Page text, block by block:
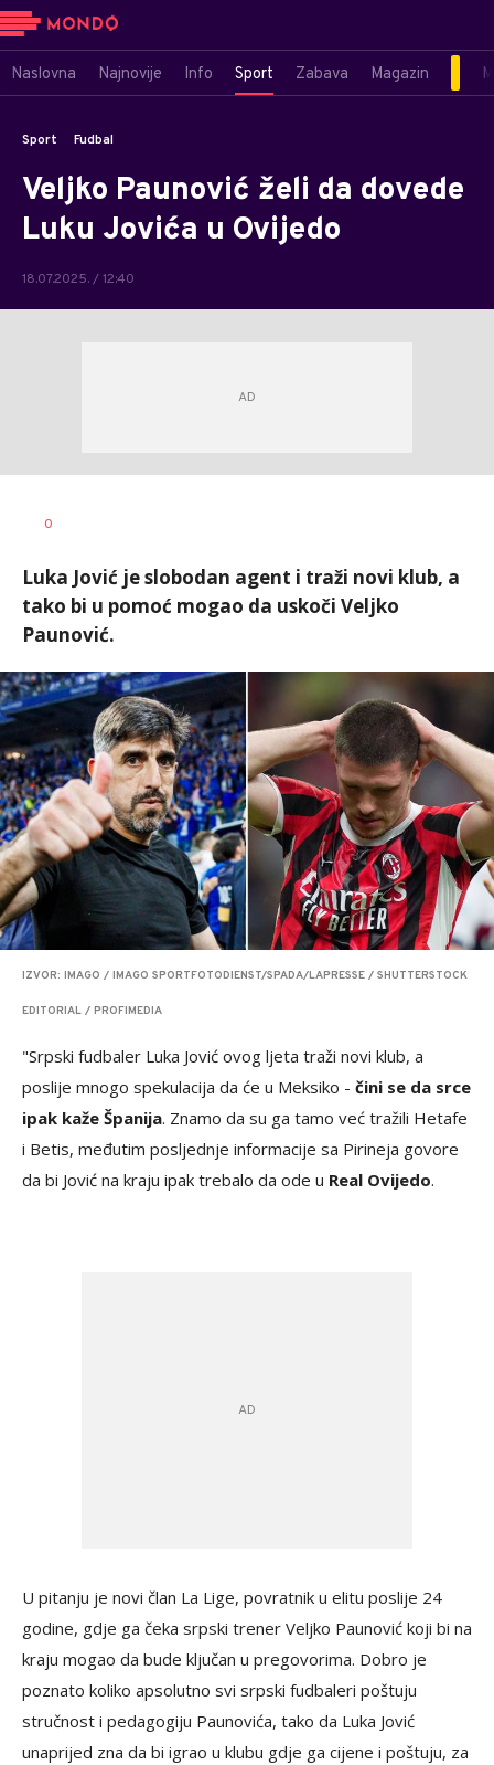
Naslovna Najnovije Info Sport Zabava Magazin
Sport Fudbal
Veljko Paunović želi da dovede
Luku Jovića u Ovijedo
18.07.2025. / 12:40
AUTOR
0
Luka Jović je slobodan agent i traži novi klub, a
tako bi u pomoć mogao da uskoči Veljko
Paunović.
IZVOR: IMAGO / IMAGO SPORTFOTODIENST/SPADA/LAPRESSE / SHUTTERSTOCK
EDITORIAL / PROFIMEDIA
"Srpski fudbaler Luka Jović ovog ljeta traži novi klub, a
poslije mnogo spekulacija da će u Meksiko - čini se da srce
ipak kaže Španija. Znamo da su ga tamo već tražili Hetafe
i Betis, međutim posljednje informacije sa Pirineja govore
da bi Jović na kraju ipak trebalo da ode u Real Ovijedo.
U pitanju je novi član La Lige, povratnik u elitu poslije 24
godine, gdje ga čeka srpski trener Veljko Paunović koji bi na
kraju mogao da bude ključan u pregovorima. Dobro je
poznato koliko apsolutno svi srpski fudbaleri poštuju
stručnost i pedagogiju Paunovića, tako da Luka Jović
unaprijed zna da bi igrao u klubu gdje ga cijene i poštuju, za